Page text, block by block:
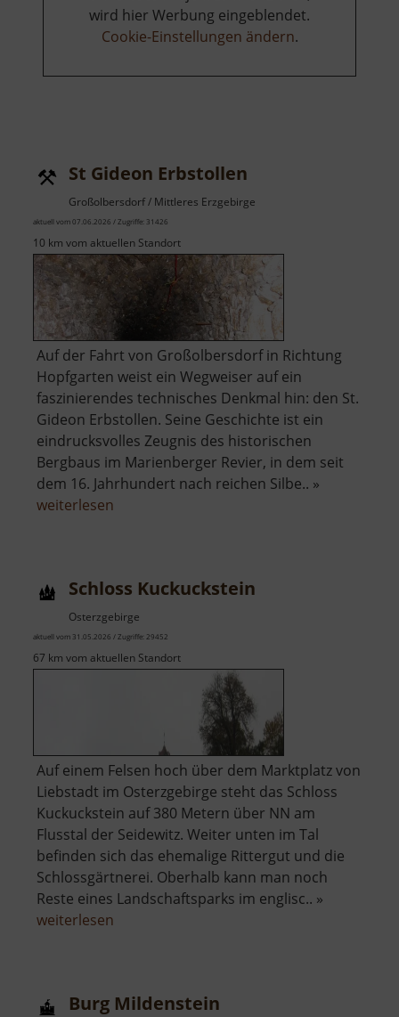
wird hier Werbung eingeblendet.
Cookie-Einstellungen ändern.
St Gideon Erbstollen
Großolbersdorf / Mittleres Erzgebirge
aktuell vom 07.06.2026 / Zugriffe: 31426
10 km vom aktuellen Standort
Auf der Fahrt von Großolbersdorf in Richtung
Hopfgarten weist ein Wegweiser auf ein
faszinierendes technisches Denkmal hin: den St.
Gideon Erbstollen. Seine Geschichte ist ein
eindrucksvolles Zeugnis des historischen
Bergbaus im Marienberger Revier, in dem seit
dem 16. Jahrhundert nach reichen Silbe.. »
weiterlesen
Schloss Kuckuckstein
Osterzgebirge
aktuell vom 31.05.2026 / Zugriffe: 29452
67 km vom aktuellen Standort
Auf einem Felsen hoch über dem Marktplatz von
Liebstadt im Osterzgebirge steht das Schloss
Kuckuckstein auf 380 Metern über NN am
Flusstal der Seidewitz. Weiter unten im Tal
befinden sich das ehemalige Rittergut und die
Schlossgärtnerei. Oberhalb kann man noch
Reste eines Landschaftsparks im englisc.. »
weiterlesen
Burg Mildenstein